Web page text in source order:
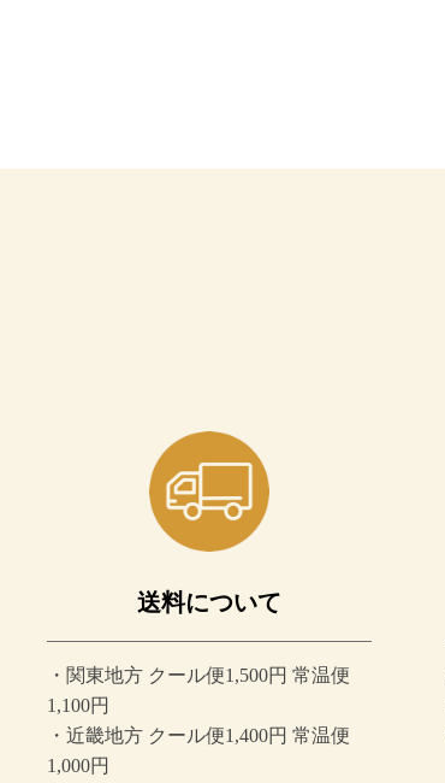
送料について
・関東地方 クール便1,500円 常温便
1,100円
・近畿地方 クール便1,400円 常温便
1,000円